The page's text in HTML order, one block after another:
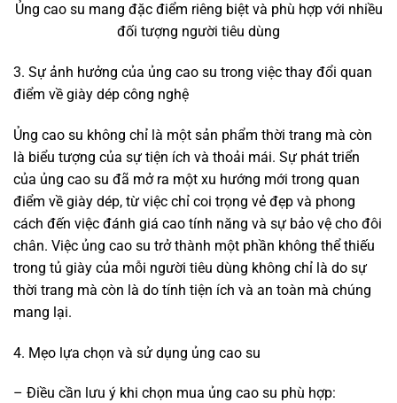
Ủng cao su mang đặc điểm riêng biệt và phù hợp với nhiều
đối tượng người tiêu dùng
3. Sự ảnh hưởng của ủng cao su trong việc thay đổi quan
điểm về giày dép công nghệ
Ủng cao su không chỉ là một sản phẩm thời trang mà còn
là biểu tượng của sự tiện ích và thoải mái. Sự phát triển
của ủng cao su đã mở ra một xu hướng mới trong quan
điểm về giày dép, từ việc chỉ coi trọng vẻ đẹp và phong
cách đến việc đánh giá cao tính năng và sự bảo vệ cho đôi
chân. Việc ủng cao su trở thành một phần không thể thiếu
trong tủ giày của mỗi người tiêu dùng không chỉ là do sự
thời trang mà còn là do tính tiện ích và an toàn mà chúng
mang lại.
4. Mẹo lựa chọn và sử dụng ủng cao su
– Điều cần lưu ý khi chọn mua ủng cao su phù hợp: